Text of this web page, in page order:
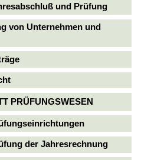
und Prüfung
von Unternehmen und
PRÜFUNGSWESEN
der Jahresrechnung